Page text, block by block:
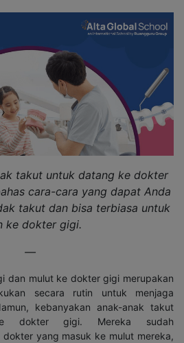
takut untuk datang ke dokter
cara-cara yang dapat Anda
takut dan bisa terbiasa untuk
ke dokter gigi.
—
dan mulut ke dokter gigi merupakan
secara rutin untuk menjaga
kebanyakan anak-anak takut
dokter gigi. Mereka sudah
yang masuk ke mulut mereka,